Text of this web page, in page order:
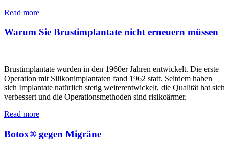
Read more
Warum Sie Brustimplantate nicht erneuern müssen
Brustimplantate wurden in den 1960er Jahren entwickelt. Die erste
Operation mit Silikonimplantaten fand 1962 statt. Seitdem haben
sich Implantate natürlich stetig weiterentwickelt, die Qualität hat sich
verbessert und die Operationsmethoden sind risikoärmer.
Read more
Botox® gegen Migräne